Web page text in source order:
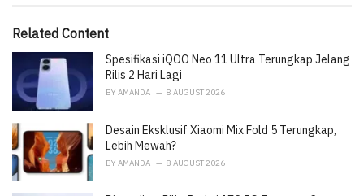
iRelated Content
Spesifikasi iQOO Neo 11 Ultra Terungkap Jelang
Rilis 2 Hari Lagi
BY AMANDA 8 AUGUST 2026
Desain Eksklusif Xiaomi Mix Fold 5 Terungkap,
Lebih Mewah?
BY AMANDA 8 AUGUST 2026